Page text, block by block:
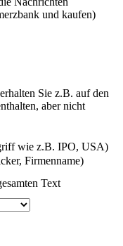
und kaufen)
Sie z.B. auf den
aber nicht
wie z.B. IPO, USA)
Firmenname)
Text